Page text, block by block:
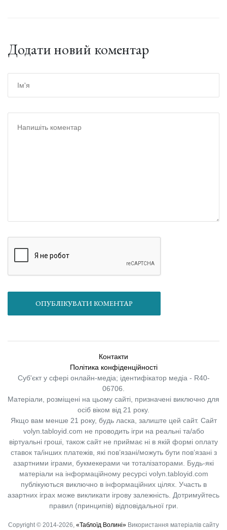
Додати новий коментар
ОПУБЛІКУВАТИ КОМЕНТАР
Контакти
Політика конфіденційності
Суб'єкт у сфері онлайн-медіа; ідентифікатор медіа - R40-
06706.
Матеріали, розміщені на цьому сайті, призначені виключно для
осіб віком від 21 року.
Якщо вам менше 21 року, будь ласка, залиште цей сайт. Сайт
volyn.tabloyid.com не проводить ігри на реальні та/або
віртуальні гроші, також сайт не приймає ні в якій формі оплату
ставок та/інших платежів, які пов’язані/можуть бути пов’язані з
азартними іграми, букмекерами чи тоталізаторами. Будь-які
матеріали на інформаційному ресурсі volyn.tabloyid.com
публікуються виключно в інформаційних цілях. Участь в
азартних іграх може викликати ігрову залежність. Дотримуйтесь
правил (принципів) відповідальної гри.
Copyright © 2014-2026, «Таблоїд Волині» Використання матеріалів сайту